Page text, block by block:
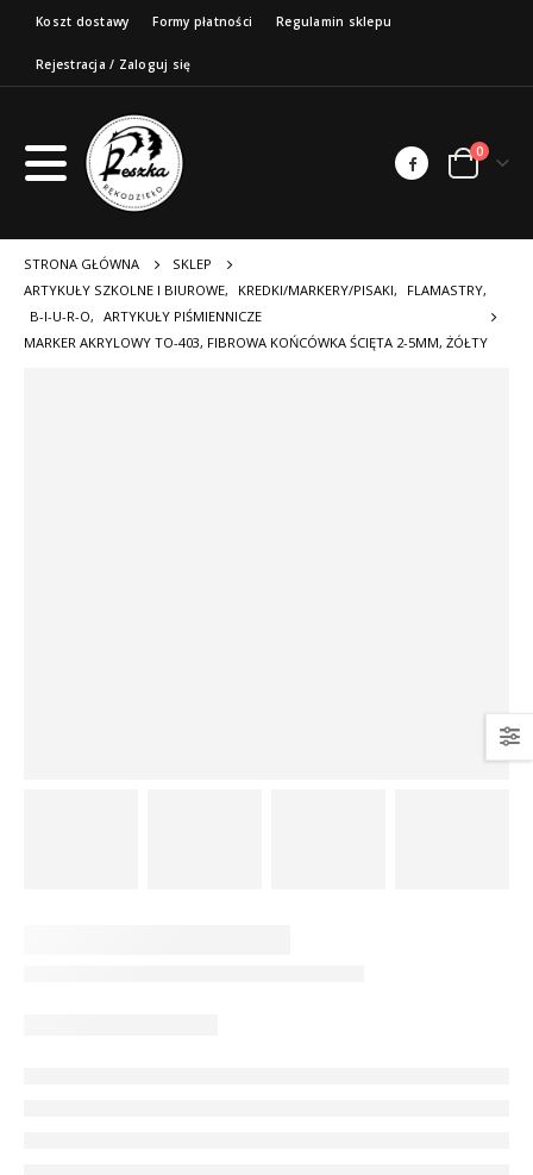
Koszt dostawy Formy płatności Regulamin sklepu
Rejestracja / Zaloguj się
0
STRONA GŁÓWNA
SKLEP
ARTYKUŁY SZKOLNE I BIUROWE, KREDKI/MARKERY/PISAKI, FLAMASTRY,
B-I-U-R-O, ARTYKUŁY PIŚMIENNICZE
MARKER AKRYLOWY TO-403, FIBROWA KOŃCÓWKA ŚCIĘTA 2-5MM, ŻÓŁTY